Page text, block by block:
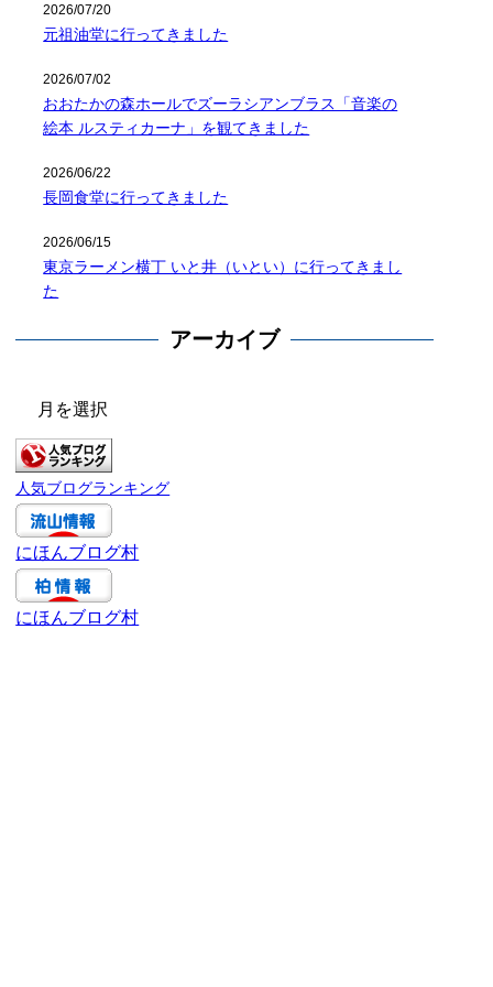
元祖油堂に行ってきました
2026/07/20
おおたかの森ホールでズーラシアンブラス「音楽の
絵本 ルスティカーナ」を観てきました
2026/07/02
長岡食堂に行ってきました
2026/06/22
東京ラーメン横丁 いと井（いとい）に行ってきまし
た
2026/06/15
アーカイブ
カ
イ
ブ
人気ブログランキング
にほんブログ村
にほんブログ村